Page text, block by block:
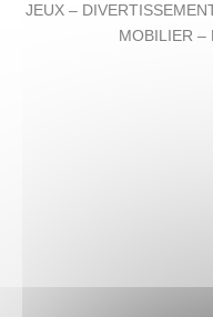
JEUX –
MOBILIER –